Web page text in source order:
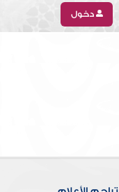
دخول